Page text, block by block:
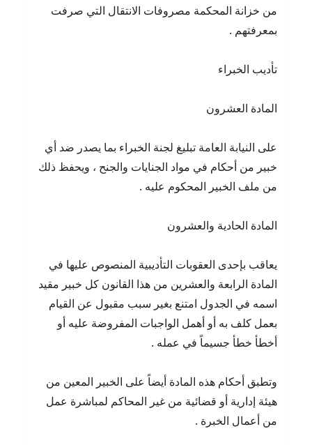
من خزانة المحكمة مصروفات الانتقال التي صرفت
بمعرفتهم .
تأديب الخبراء
المادة العشرون
على النيابة العامة تبليغ لجنة الخبراء بما يصدر ضد أي
خبير من أحكام في مواد الجنايات والجنح ، ويحفظ ذلك
من ملف الخبير المحكوم عليه .
المادة الحادية والعشرون
يعاقب بإحدى العقوبات التأديبية المنصوص عليها في
المادة الرابعة والعشرين من هذا القانون كل خبير مقيد
اسمه في الجدول امتنع بغير سبب مقبول عن القيام
بعمل كلف به أو أهمل الواجبات المفروضة عليه أو
أخطأ خطأ جسيماً في عمله .
وتطبق أحكام هذه المادة أيضاً على الخبير المعين من
هيئة إدارية أو قضائية من غير المحاكم لمباشرة عمل
من أعمال الخبرة .